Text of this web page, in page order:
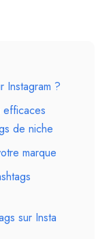
Instagram ?
efficaces
de niche
marque
sur Insta